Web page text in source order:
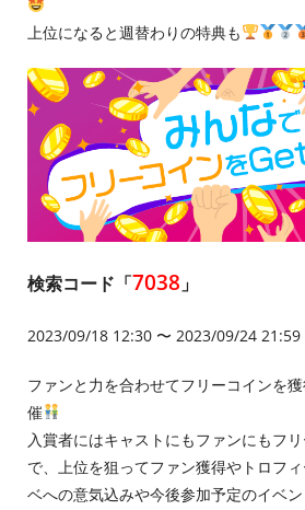
上位になると週替わりの特典も
検索コード「7038 」
2023/09/18 12:30 〜 2023/09/24 21:59
ファンと力を合わせてフリーコインを
催
入賞者にはキャストにもファンにもフ
で、上位を狙ってファン獲得やトロフ
ベへの意気込みや今後参加予定のイベ